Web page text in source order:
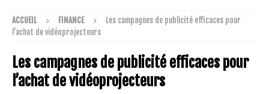
ACCUEIL FINANCE
Les campagnes de publicité efficaces pour
l’achat de vidéoprojecteurs
Les campagnes de publicité efficaces pour
l’achat de vidéoprojecteurs